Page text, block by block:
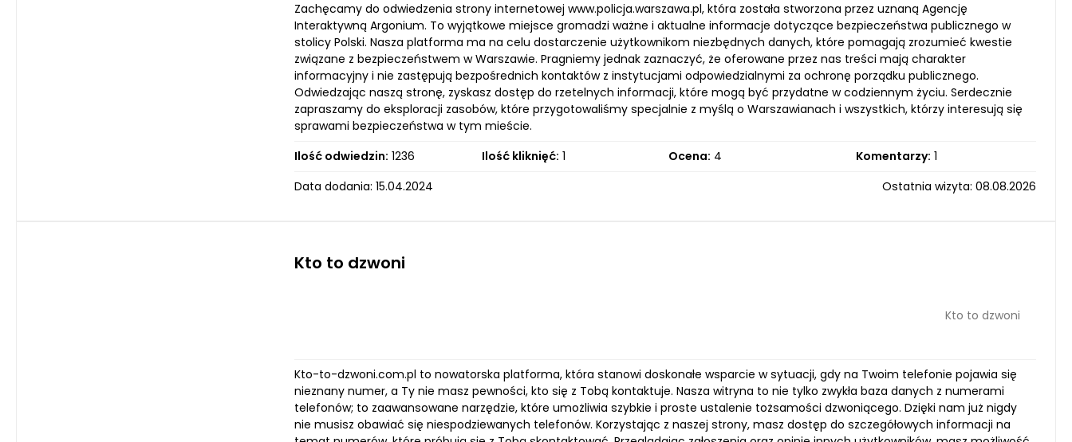
Zachęcamy do odwiedzenia strony internetowej www.policja.warszawa.pl, która została stworzona przez uznaną Agencję
Interaktywną Argonium. To wyjątkowe miejsce gromadzi ważne i aktualne informacje dotyczące bezpieczeństwa publicznego w
stolicy Polski. Nasza platforma ma na celu dostarczenie użytkownikom niezbędnych danych, które pomagają zrozumieć kwestie
związane z bezpieczeństwem w Warszawie. Pragniemy jednak zaznaczyć, że oferowane przez nas treści mają charakter
informacyjny i nie zastępują bezpośrednich kontaktów z instytucjami odpowiedzialnymi za ochronę porządku publicznego.
Odwiedzając naszą stronę, zyskasz dostęp do rzetelnych informacji, które mogą być przydatne w codziennym życiu. Serdecznie
zapraszamy do eksploracji zasobów, które przygotowaliśmy specjalnie z myślą o Warszawianach i wszystkich, którzy interesują się
sprawami bezpieczeństwa w tym mieście.
Ilość odwiedzin: 1236 Ilość kliknięć: 1 Ocena: 4 Komentarzy: 1
Data dodania: 15.04.2024
Ostatnia wizyta: 08.08.2026
Kto to dzwoni
Kto to dzwoni
Kto-to-dzwoni.com.pl to nowatorska platforma, która stanowi doskonałe wsparcie w sytuacji, gdy na Twoim telefonie pojawia się
nieznany numer, a Ty nie masz pewności, kto się z Tobą kontaktuje. Nasza witryna to nie tylko zwykła baza danych z numerami
telefonów; to zaawansowane narzędzie, które umożliwia szybkie i proste ustalenie tożsamości dzwoniącego. Dzięki nam już nigdy
nie musisz obawiać się niespodziewanych telefonów. Korzystając z naszej strony, masz dostęp do szczegółowych informacji na